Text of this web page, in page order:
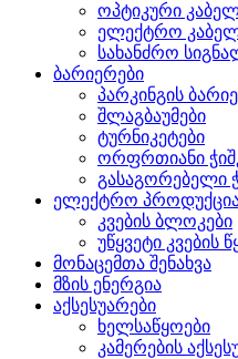
ოპტიკური
ელექტრო
სახანძრო
ბარიერები
პარკინგის
შლაგბაუმები
ტურნიკეტები
ორფრთიანი
გასაგორებელი
ელექტრო
კვების ბლოკები
უწყვეტი კვების
მონაცემთა შენახვა
მზის ენერგია
აქსესუარები
ხელსაწყოები
კამერების